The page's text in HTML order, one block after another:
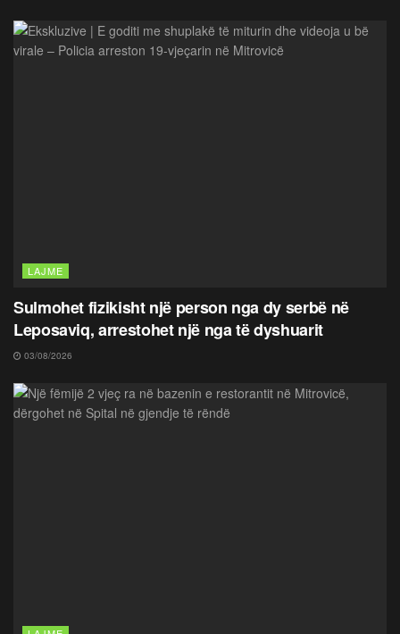
LAJME
Sulmohet fizikisht një person nga dy serbë në
Leposaviq, arrestohet një nga të dyshuarit
03/08/2026